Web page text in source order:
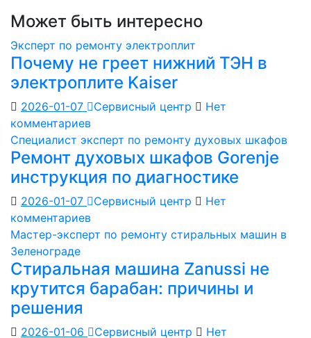
Может быть интересно
Эксперт по ремонту электроплит
Почему не греет нижний ТЭН в
электроплите Kaiser
2026-01-07 Сервисный центр
Нет
комментариев
Специалист эксперт по ремонту духовых шкафов
Ремонт духовых шкафов Gorenje
инструкция по диагностике
2026-01-07 Сервисный центр
Нет
комментариев
Мастер-эксперт по ремонту стиральных машин в
Зеленограде
Стиральная машина Zanussi не
крутится барабан: причины и
решения
2026-01-06 Сервисный центр
Нет